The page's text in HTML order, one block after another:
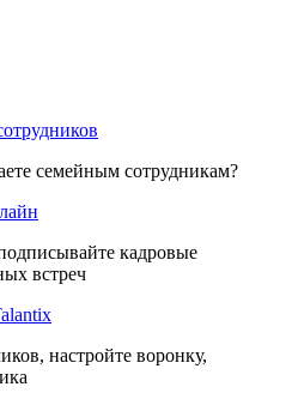
семейным сотрудникам?
кадровые
встреч
настройте воронку,